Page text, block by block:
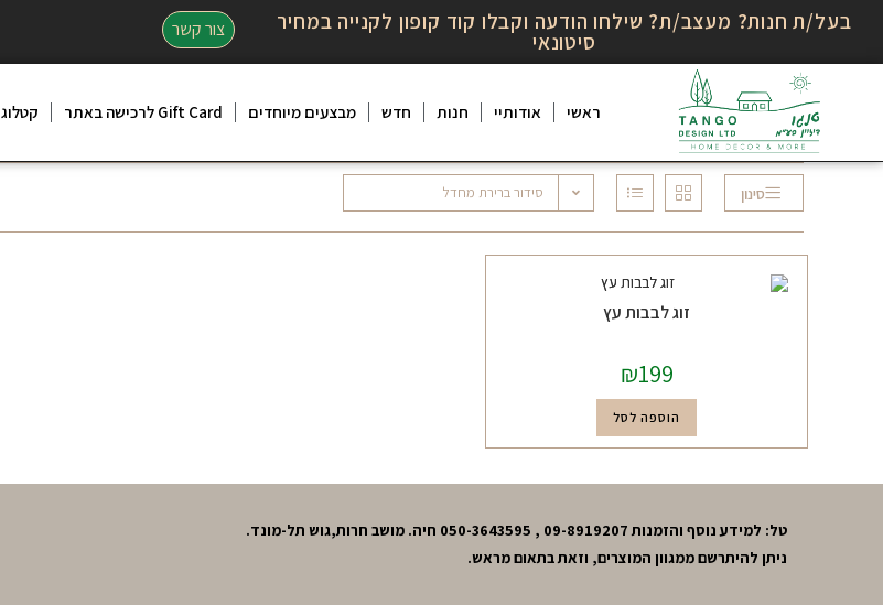
בעל/ת חנות? מעצב/ת? שילחו הודעה וקבלו קוד קופון לקנייה במחיר
סיטונאי צור קשר
ראשי אודותיי חנות חדש מבצעים מיוחדים Gift Card לרכישה באתר קטלוג
סינון סידור ברירת מחדל
זוג לבבות עץ
₪199
הוספה לסל
טל: למידע נוסף והזמנות 09-8919207 , 050-3643595 חיה. מושב חרות,גוש תל-מונד.
ניתן להיתרשם ממגוון המוצרים, וזאת בתאום מראש.